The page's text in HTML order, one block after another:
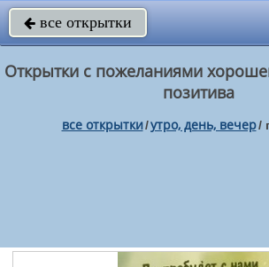
 все открытки
Открытки с пожеланиями
позитива
все открытки/утро, день, вечер/